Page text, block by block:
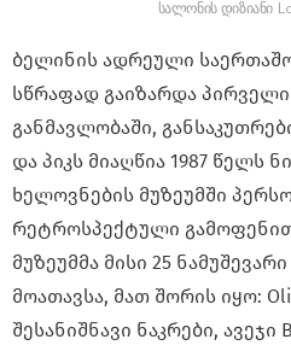
სალონის დიზიანი
ბელინის ადრეული
სწრაფად გაიზარდა
განმავლობაში,
და პიკს მიაღწია 1987 წელს
ხელოვნების მუზეუმში
რეტროსპექტული
მუზეუმმა მისი 25
მოათავსა, მათ შორის იყო:
შესანიშნავი ნაკრები, ავეჯი